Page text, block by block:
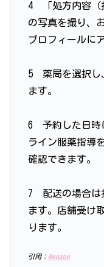
4 「処方内容（
の写真を撮り、
プロフィールに
5 薬局を選択し
ます。
6 予約した日時
ライン服薬指導
確認できます。
7 配送の場合は
ます。店舗受け
ります。
引用： Amazon